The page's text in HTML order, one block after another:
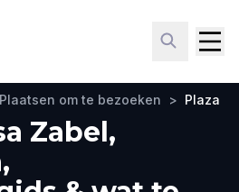
Plaatsen om te bezoeken > Plaza
Zabel,